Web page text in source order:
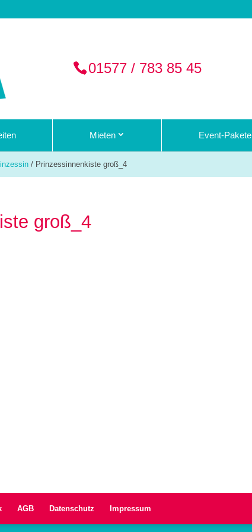
01577 / 783 85 45
Mieten Event-Pakete
/ Prinzessinnenkiste groß_4
groß_4
AGB Datenschutz Impressum